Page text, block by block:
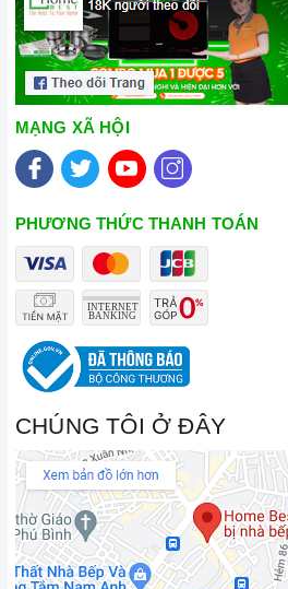
MẠNG XÃ HỘI
PHƯƠNG THỨC THANH TOÁN
CHÚNG TÔI Ở ĐÂY